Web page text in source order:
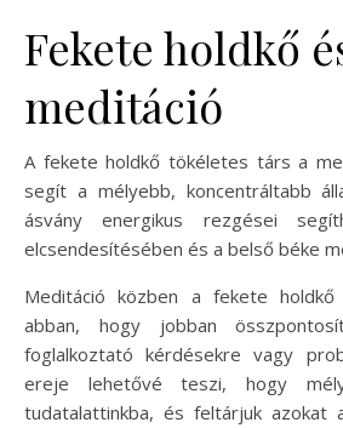
Fekete holdkő
meditáció
A fekete holdkő tökéletes társ a
segít a mélyebb, koncentráltabb
ásvány energikus rezgései
elcsendesítésében és a belső béke
Meditáció közben a fekete holdkő
abban, hogy jobban
foglalkoztató kérdésekre vagy
ereje lehetővé teszi, hogy
tudatalattinkba, és feltárjuk azokat